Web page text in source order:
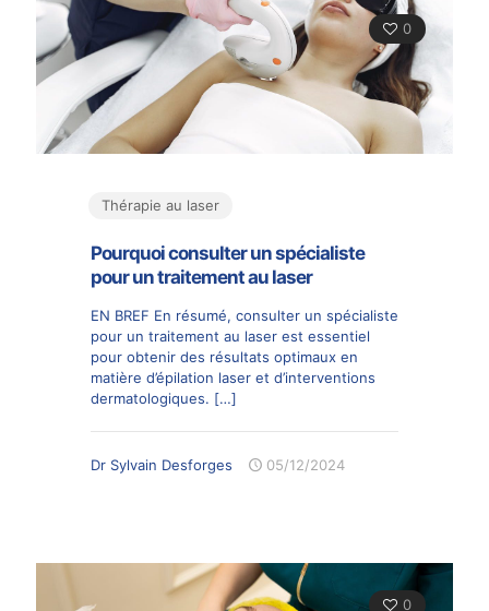
0
Thérapie au laser
Pourquoi consulter un spécialiste
pour un traitement au laser
EN BREF En résumé, consulter un spécialiste
pour un traitement au laser est essentiel
pour obtenir des résultats optimaux en
matière d’épilation laser et d’interventions
dermatologiques. […]
Dr Sylvain Desforges 05/12/2024
0